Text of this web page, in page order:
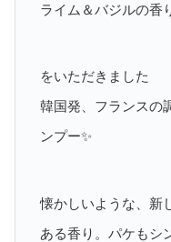
ライム＆バジルの香
をいただきました
韓国発、フランスの
ンプー✨
懐かしいような、新
ある香り。パケもシ